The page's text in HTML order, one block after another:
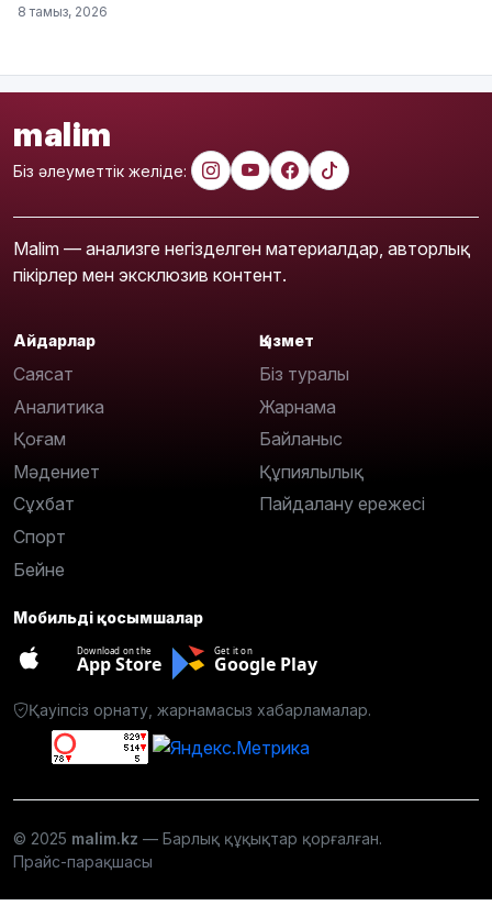
8 тамыз, 2026
malim
Біз әлеуметтік желіде:
Malim — анализге негізделген материалдар, авторлық
пікірлер мен эксклюзив контент.
Айдарлар
Саясат
Аналитика
Қоғам
Мәдениет
Сұхбат
Спорт
Бейне
Қызмет
Біз туралы
Жарнама
Байланыс
Құпиялылық
Пайдалану ережесі
Мобильді қосымшалар
Download on the
App Store
Get it on
Google Play
Қауіпсіз орнату, жарнамасыз хабарламалар.
© 2025 malim.kz — Барлық құқықтар қорғалған.
Прайс-парақшасы